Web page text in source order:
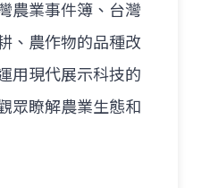
農業事件簿、台灣
、農作物的品種改
用現代展示科技的
眾瞭解農業生態和